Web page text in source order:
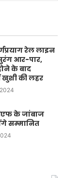
रेल लाइन
आर-पार,
के बाद
खुशी की लहर
के जांबाज
सम्मानित